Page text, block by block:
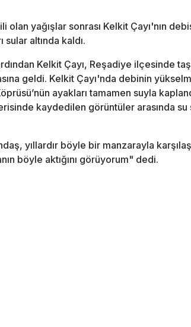
yağışlar sonrası Kelkit Çayı'nın
altında kaldı.
Kelkit Çayı, Reşadiye ilçesinde
geldi. Kelkit Çayı'nda debinin
ayakları tamamen suyla
kaydedilen görüntüler arasında su
yıllardır böyle bir manzarayla
böyle aktığını görüyorum" dedi.